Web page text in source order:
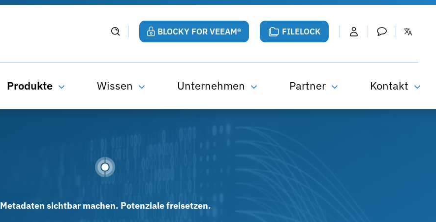
BLOCKY FOR VEEAM® FILELOCK
Produkte Wissen Unternehmen Partner Kontakt
Metadaten sichtbar machen. Potenziale freisetzen.